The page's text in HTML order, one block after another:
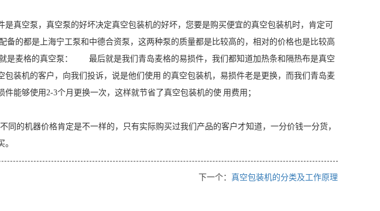
空泵，真空泵的好坏决定真空包装机的好坏，您要是购买便宜的真空包装机时，肯定可
备的都是上海宁工泵和中德合资泵，这两种泵的质量都是比较高的，相对的价格也是比较高
是麦格的真空泵： 最后就是我们青岛麦格的易损件，我们都知道加热条和隔热布是真空
装机的客户，向我们投诉，说是他们使用 的真空包装机，易损件老是更换，而我们青岛麦
能够使用2-3个月更换一次，这样就节省了真空包装机的使 用费用；
的机器价格肯定是不一样的，只有实际购买过我们产品的客户才知道，一分价钱一分货，
下一个： 真空包装机的分类及工作原理